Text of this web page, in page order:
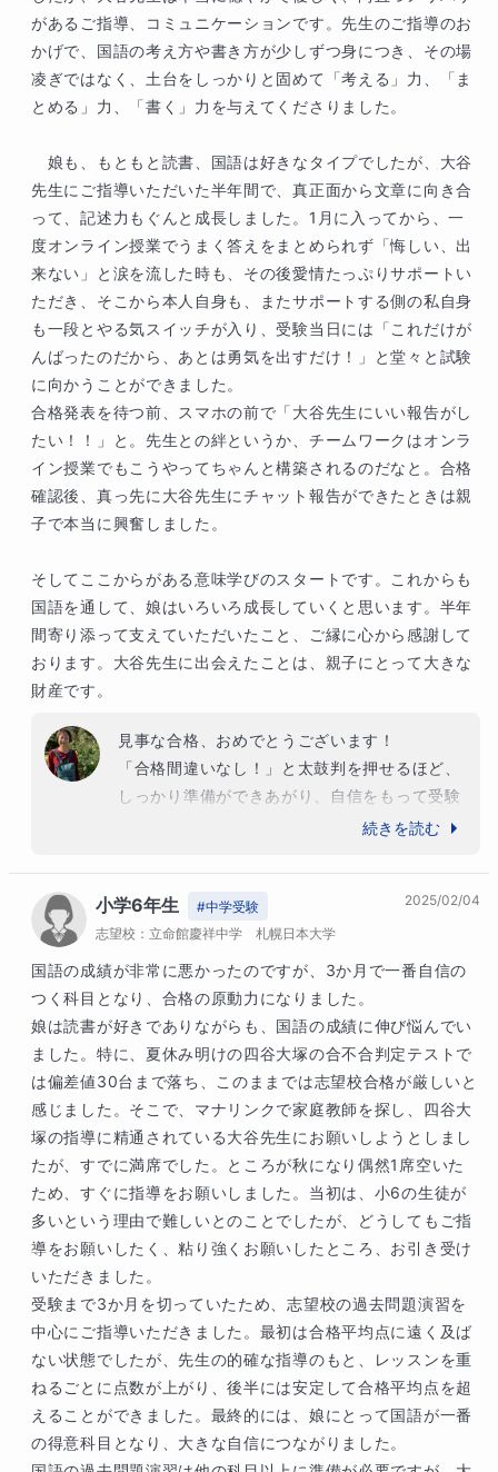
に移せるように、お子様を常に明るく励まし、
工夫を重ねて来られたからこその結果だと頭が
下がります。
進んでいかれる姿を、これからもずっと応援し
ております。
コメントをありがとうございました。
があるご指導、コミュニケーションです。先生のご指導のお
かげで、国語の考え方や書き方が少しずつ身につき、その場
凌ぎではなく、土台をしっかりと固めて「考える」力、「ま
とめる」力、「書く」力を与えてくださりました。
娘も、もともと読書、国語は好きなタイプでしたが、大谷
先生にご指導いただいた半年間で、真正面から文章に向き合
って、記述力もぐんと成長しました。1月に入ってから、一
度オンライン授業でうまく答えをまとめられず「悔しい、出
来ない」と涙を流した時も、その後愛情たっぷりサポートい
ただき、そこから本人自身も、またサポートする側の私自身
も一段とやる気スイッチが入り、受験当日には「これだけが
んばったのだから、あとは勇気を出すだけ！」と堂々と試験
に向かうことができました。
合格発表を待つ前、スマホの前で「大谷先生にいい報告がし
たい！！」と。先生との絆というか、チームワークはオンラ
イン授業でもこうやってちゃんと構築されるのだなと。合格
確認後、真っ先に大谷先生にチャット報告ができたときは親
子で本当に興奮しました。
そしてここからがある意味学びのスタートです。これからも
国語を通して、娘はいろいろ成長していくと思います。半年
間寄り添って支えていただいたこと、ご縁に心から感謝して
おります。大谷先生に出会えたことは、親子にとって大きな
財産です。
見事な合格、おめでとうございます！
「合格間違いなし！」と太鼓判を押せるほど、
しっかり準備ができあがり、自信をもって受験
当日を迎えられたことが何より素晴らしかっ
張って言えたのは、ここまでコツコツと本当に
よく努力を重ねたからこそ。自分の意志で、目
的意識を明確に持ってひたむきに受験勉強に取
り組む姿に、いつも感心させられました。
夏休み前に始めた中学受験、「間に合うだろう
か・・・」という不安も実はありましたが、い
ざスタートしてみると、全くの杞憂でした。も
ともと国語の土台がしっかり身についていたの
で、受験用テキストに戸惑うこともなく、読解
の仕方や問題の解き方を伝えると、どんどん吸
収して自分のものにしていきました。入試問題
を解くことだけにとどまらず、「相手の思いを
しっかり理解すること」「考えること」「思い
を言葉や文章で表現すること」といった、まさ
に国語の総合力を着々と身に着けていった半年
間だったと思います。毎回の授業が、私にとっ
ても学ぶことが多く、とても楽しい時間でし
た。
中学では、さらに自分の世界を広げ、夢に向か
って大きく羽ばたいていく姿が目見見えるよう
です。少し離れたところから、これからもずっ
続きを読む
小学6年生 #中学受験
志望校： 立命館慶祥中学 札幌日本大学
2025/02/04
国語の成績が非常に悪かったのですが、3か月で一番自信の
つく科目となり、合格の原動力になりました。
娘は読書が好きでありながらも、国語の成績に伸び悩んでい
ました。特に、夏休み明けの四谷大塚の合不合判定テストで
は偏差値30台まで落ち、このままでは志望校合格が厳しいと
感じました。そこで、マナリンクで家庭教師を探し、四谷大
塚の指導に精通されている大谷先生にお願いしようとしまし
たが、すでに満席でした。ところが秋になり偶然1席空いた
ため、すぐに指導をお願いしました。当初は、小6の生徒が
多いという理由で難しいとのことでしたが、どうしてもご指
導をお願いしたく、粘り強くお願いしたところ、お引き受け
いただきました。
受験まで3か月を切っていたため、志望校の過去問題演習を
中心にご指導いただきました。最初は合格平均点に遠く及ば
ない状態でしたが、先生の的確な指導のもと、レッスンを重
ねるごとに点数が上がり、後半には安定して合格平均点を超
えることができました。最終的には、娘にとって国語が一番
の得意科目となり、大きな自信につながりました。